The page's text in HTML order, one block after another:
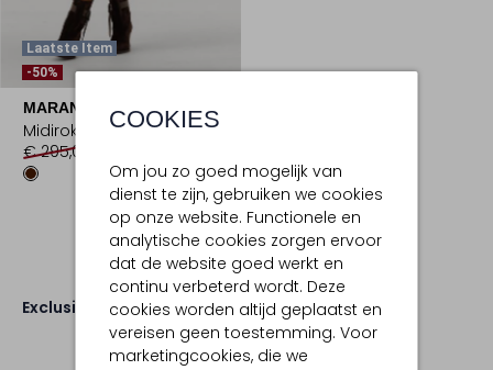
COOKIES
Om jou zo goed mogelijk van
dienst te zijn, gebruiken we cookies
op onze website. Functionele en
analytische cookies zorgen ervoor
dat de website goed werkt en
continu verbeterd wordt. Deze
cookies worden altijd geplaatst en
vereisen geen toestemming. Voor
marketingcookies, die we
Laatste Item
-50%
MARANT ETOILE
Midirok
€ 295,00
Exclusives